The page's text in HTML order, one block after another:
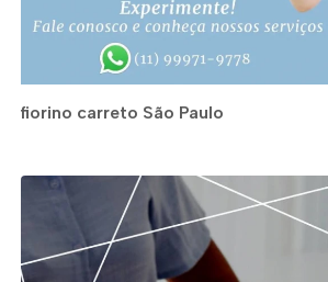
fiorino carreto São Paulo